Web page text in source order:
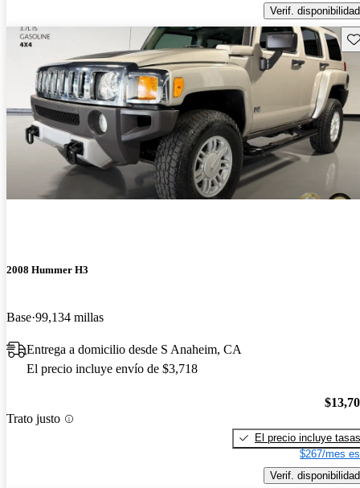
Verif. disponibilidad
2008 Hummer H3
Base 99,134 millas
Entrega a domicilio desde S Anaheim, CA
El precio incluye envío de $3,718
Trato justo
El precio incluye tasas
$267/mes
Verif. disponibilidad